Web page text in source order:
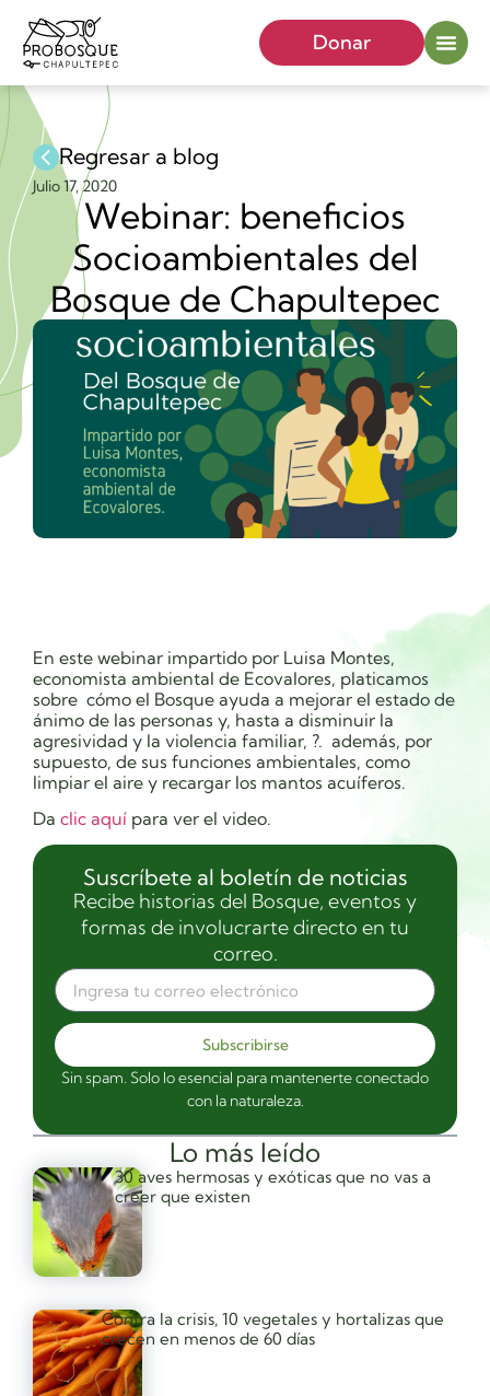
Donar
Regresar a blog
Julio 17, 2020
Webinar: beneficios
Socioambientales del
Bosque de Chapultepec
En este webinar impartido por Luisa Montes,
economista ambiental de Ecovalores, platicamos
sobre cómo el Bosque ayuda a mejorar el estado de
ánimo de las personas y, hasta a disminuir la
agresividad y la violencia familiar, ?. además, por
supuesto, de sus funciones ambientales, como
limpiar el aire y recargar los mantos acuíferos.
Da clic aquí para ver el video.
Lo más leído
30 aves hermosas y exóticas que no vas a
creer que existen
Contra la crisis, 10 vegetales y hortalizas que
crecen en menos de 60 días
Suscríbete al boletín de noticias
Recibe historias del Bosque, eventos y
formas de involucrarte directo en tu
correo.
Subscribirse
Sin spam. Solo lo esencial para mantenerte conectado
con la naturaleza.